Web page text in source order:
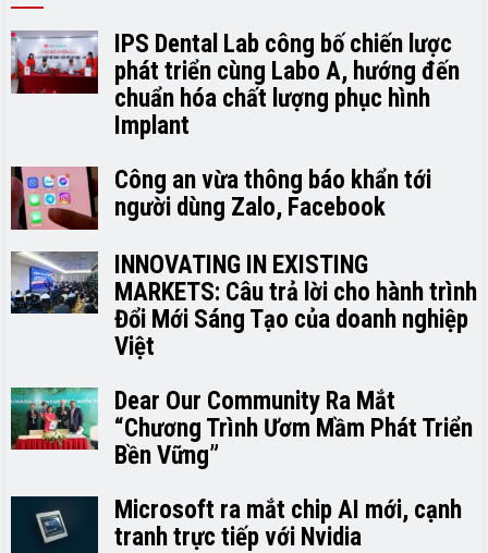
IPS Dental Lab công bố chiến lược
phát triển cùng Labo A, hướng đến
chuẩn hóa chất lượng phục hình
Implant
Công an vừa thông báo khẩn tới
người dùng Zalo, Facebook
INNOVATING IN EXISTING
MARKETS: Câu trả lời cho hành trình
Đổi Mới Sáng Tạo của doanh nghiệp
Việt
Dear Our Community Ra Mắt
“Chương Trình Ươm Mầm Phát Triển
Bền Vững”
Microsoft ra mắt chip AI mới, cạnh
tranh trực tiếp với Nvidia